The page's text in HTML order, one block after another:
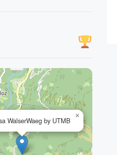
WalserWaeg by UTMB
×